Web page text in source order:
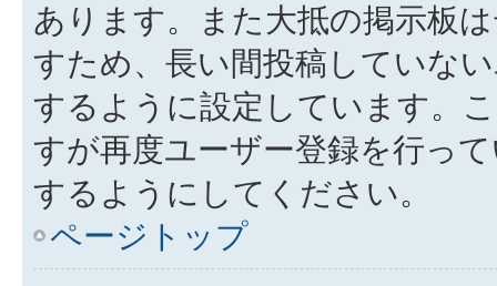
あります。また大抵の掲示板
すため、長い間投稿していな
するように設定しています。
すが再度ユーザー登録を行っ
するようにしてください。
ページトップ